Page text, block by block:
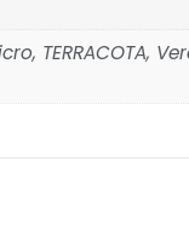
TERRACOTA,